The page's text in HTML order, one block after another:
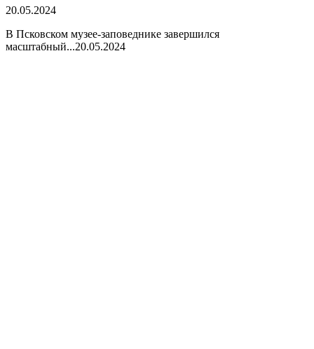
20.05.2024
В Псковском музее-заповеднике завершился
масштабный...20.05.2024